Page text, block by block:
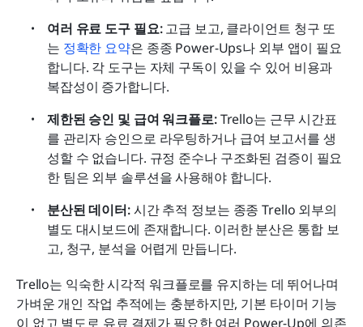
여러 유료 도구 필요: 고급 보고, 클라이언트 청구 또
는 정확한 요약은 종종 Power-Ups나 외부 앱이 필요
합니다. 각 도구는 자체 구독이 있을 수 있어 비용과
복잡성이 증가합니다.
제한된 승인 및 급여 워크플로: Trello는 근무 시간표
를 관리자 승인으로 라우팅하거나 급여 보고서를 생
성할 수 없습니다. 규정 준수나 구조화된 검증이 필요
한 팀은 외부 솔루션을 사용해야 합니다.
분산된 데이터: 시간 추적 정보는 종종 Trello 외부의
별도 대시보드에 존재합니다. 이러한 분산은 통합 보
고, 청구, 분석을 어렵게 만듭니다.
Trello는 익숙한 시각적 워크플로를 유지하는 데 뛰어나며
가벼운 개인 작업 추적에는 충분하지만, 기본 타이머 기능
이 없고 별도로 유료 결제가 필요한 여러 Power-Up에 의존